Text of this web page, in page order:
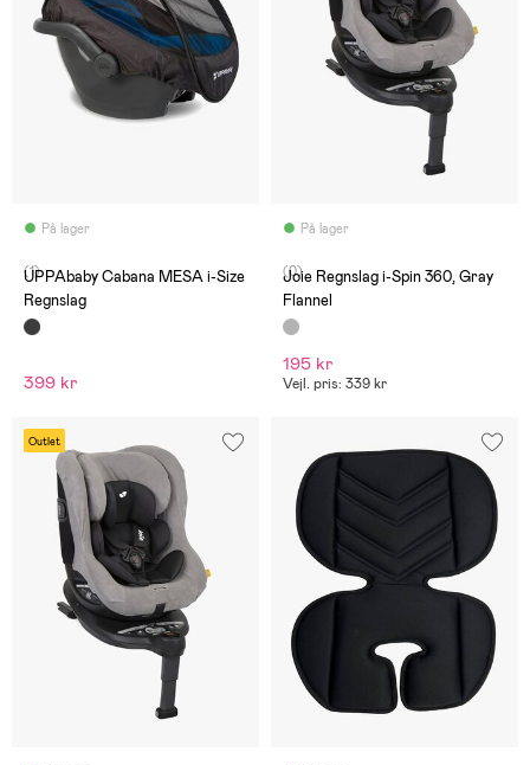
På lager
(1)
UPPAbaby Cabana MESA i-Size
Regnslag
399 kr
På lager
(0)
Joie Regnslag i-Spin 360, Gray
Flannel
195 kr
Vejl. pris: 339 kr
Outlet